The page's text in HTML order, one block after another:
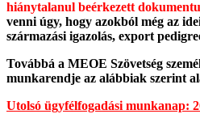
hiánytalanul beérkezett
venni úgy, hogy azokból még az
származási igazolás, export
Továbbá a MEOE Szövetség
munkarendje az alábbiak szerint
Utolsó ügyfélfogadási munkanap: